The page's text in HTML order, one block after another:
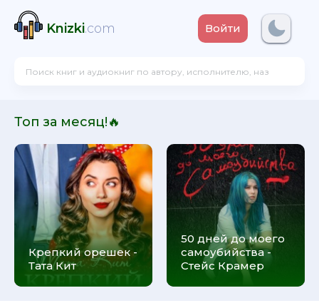
Knizki.com Войти
Топ за месяц!🔥
Крепкий орешек -
Тата Кит
50 дней до моего
самоубийства -
Стейс Крамер